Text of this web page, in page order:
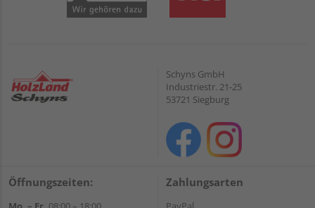
Schyns GmbH
Industriestr. 21-25
53721 Siegburg
Öffnungszeiten: Zahlungsarten